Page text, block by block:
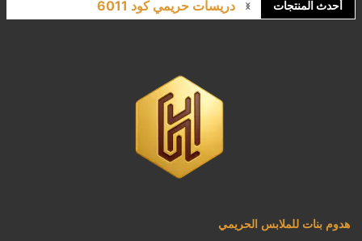
أحدث المنتجات
دريسات حريمي كود 6011
هدوم بنات للملابس الحريمي